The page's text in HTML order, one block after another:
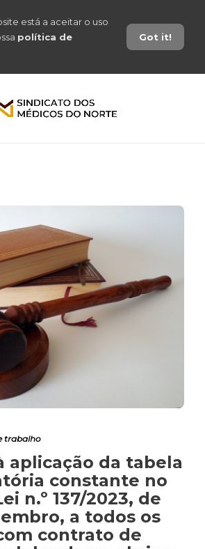
está a aceitar o uso
política de
Got it!
trabalho
aplicação da tabela
constante no
n.º 137/2023, de
a todos os
contrato de